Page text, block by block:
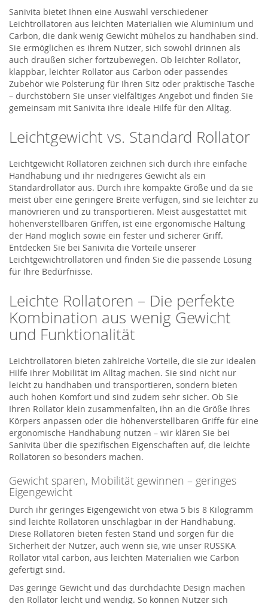
Sanivita bietet Ihnen eine Auswahl verschiedener
Leichtrollatoren aus leichten Materialien wie Aluminium und
Carbon, die dank wenig Gewicht mühelos zu handhaben sind.
Sie ermöglichen es ihrem Nutzer, sich sowohl drinnen als
auch draußen sicher fortzubewegen. Ob leichter Rollator,
klappbar, leichter Rollator aus Carbon oder passendes
Zubehör wie Polsterung für Ihren Sitz oder praktische Tasche
– durchstöbern Sie unser vielfältiges Angebot und finden Sie
gemeinsam mit Sanivita ihre ideale Hilfe für den Alltag.
Leichtgewicht vs. Standard Rollator
Leichtgewicht Rollatoren zeichnen sich durch ihre einfache
Handhabung und ihr niedrigeres Gewicht als ein
Standardrollator aus. Durch ihre kompakte Größe und da sie
meist über eine geringere Breite verfügen, sind sie leichter zu
manövrieren und zu transportieren. Meist ausgestattet mit
höhenverstellbaren Griffen, ist eine ergonomische Haltung
der Hand möglich sowie ein fester und sicherer Griff.
Entdecken Sie bei Sanivita die Vorteile unserer
Leichtgewichtrollatoren und finden Sie die passende Lösung
für Ihre Bedürfnisse.
Leichte Rollatoren – Die perfekte
Kombination aus wenig Gewicht
und Funktionalität
Leichtrollatoren bieten zahlreiche Vorteile, die sie zur idealen
Hilfe ihrer Mobilität im Alltag machen. Sie sind nicht nur
leicht zu handhaben und transportieren, sondern bieten
auch hohen Komfort und sind zudem sehr sicher. Ob Sie
Ihren Rollator klein zusammenfalten, ihn an die Größe Ihres
Körpers anpassen oder die höhenverstellbaren Griffe für eine
ergonomische Handhabung nutzen – wir klären Sie bei
Sanivita über die spezifischen Eigenschaften auf, die leichte
Rollatoren so besonders machen.
Gewicht sparen, Mobilität gewinnen – geringes
Eigengewicht
Durch ihr geringes Eigengewicht von etwa 5 bis 8 Kilogramm
sind leichte Rollatoren unschlagbar in der Handhabung.
Diese Rollatoren bieten festen Stand und sorgen für die
Sicherheit der Nutzer, auch wenn sie, wie unser RUSSKA
Rollator vital carbon, aus leichten Materialien wie Carbon
gefertigt sind.
Das geringe Gewicht und das durchdachte Design machen
den Rollator leicht und wendig. So können Nutzer sich